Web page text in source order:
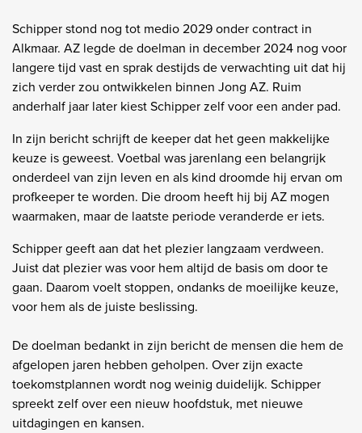
Schipper stond nog tot medio 2029 onder contract in
Alkmaar. AZ legde de doelman in december 2024 nog voor
langere tijd vast en sprak destijds de verwachting uit dat hij
zich verder zou ontwikkelen binnen Jong AZ. Ruim
anderhalf jaar later kiest Schipper zelf voor een ander pad.
In zijn bericht schrijft de keeper dat het geen makkelijke
keuze is geweest. Voetbal was jarenlang een belangrijk
onderdeel van zijn leven en als kind droomde hij ervan om
profkeeper te worden. Die droom heeft hij bij AZ mogen
waarmaken, maar de laatste periode veranderde er iets.
Schipper geeft aan dat het plezier langzaam verdween.
Juist dat plezier was voor hem altijd de basis om door te
gaan. Daarom voelt stoppen, ondanks de moeilijke keuze,
voor hem als de juiste beslissing.
De doelman bedankt in zijn bericht de mensen die hem de
afgelopen jaren hebben geholpen. Over zijn exacte
toekomstplannen wordt nog weinig duidelijk. Schipper
spreekt zelf over een nieuw hoofdstuk, met nieuwe
uitdagingen en kansen.